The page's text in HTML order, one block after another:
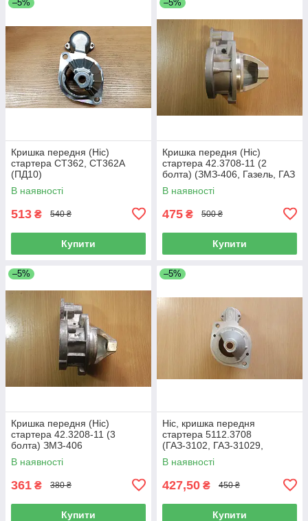
–5%
Кришка передня (Ніс)
стартера СТ362, СТ362А
(ПД10)
В наявності
513 ₴ 540 ₴
Купити
–5%
Кришка передня (Ніс)
стартера 42.3708-11 (2
болта) (ЗМЗ-406, Газель, ГАЗ
3110, 3302, 2705)
В наявності
475 ₴ 500 ₴
Купити
–5%
Кришка передня (Ніс)
стартера 42.3208-11 (3
болта) ЗМЗ-406
В наявності
361 ₴ 380 ₴
Купити
–5%
Ніс, кришка передня
стартера 5112.3708
(ГАЗ-3102, ГАЗ-31029,
ЗМЗ-406)
В наявності
427,50 ₴ 450 ₴
Купити